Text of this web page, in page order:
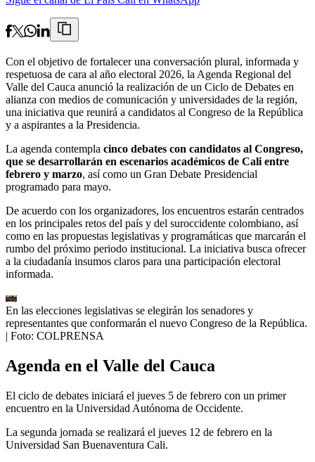
Con el objetivo de fortalecer una conversación plural, informada y
respetuosa de cara al año electoral 2026, la Agenda Regional del
Valle del Cauca anunció la realización de un Ciclo de Debates en
alianza con medios de comunicación y universidades de la región,
una iniciativa que reunirá a candidatos al Congreso de la República
y a aspirantes a la Presidencia.
La agenda contempla cinco debates con candidatos al Congreso,
que se desarrollarán en escenarios académicos de Cali entre
febrero y marzo, así como un Gran Debate Presidencial
programado para mayo.
De acuerdo con los organizadores, los encuentros estarán centrados
en los principales retos del país y del suroccidente colombiano, así
como en las propuestas legislativas y programáticas que marcarán el
rumbo del próximo periodo institucional. La iniciativa busca ofrecer
a la ciudadanía insumos claros para una participación electoral
informada.
En las elecciones legislativas se elegirán los senadores y
representantes que conformarán el nuevo Congreso de la República.
| Foto: COLPRENSA
Agenda en el Valle del Cauca
El ciclo de debates iniciará el jueves 5 de febrero con un primer
encuentro en la Universidad Autónoma de Occidente.
La segunda jornada se realizará el jueves 12 de febrero en la
Universidad San Buenaventura Cali.